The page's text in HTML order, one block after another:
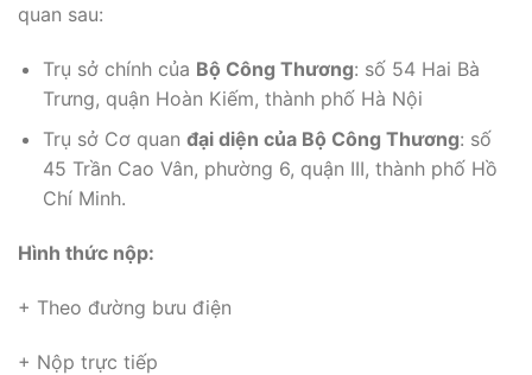
quan sau:
Trụ sở chính của Bộ Công Thương: số 54 Hai Bà
Trưng, quận Hoàn Kiếm, thành phố Hà Nội
Trụ sở Cơ quan đại diện của Bộ Công Thương: số
45 Trần Cao Vân, phường 6, quận III, thành phố Hồ
Chí Minh.
Hình thức nộp:
+ Theo đường bưu điện
+ Nộp trực tiếp